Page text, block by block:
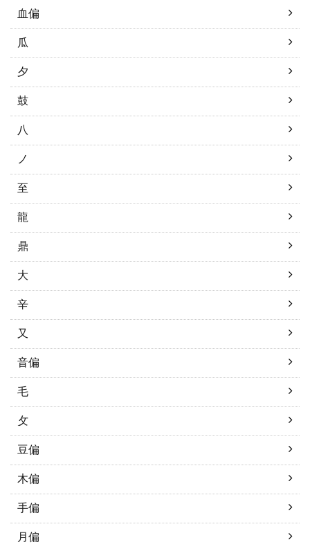
血偏
瓜
夕
鼓
八
ノ
至
龍
鼎
大
辛
又
音偏
毛
攵
豆偏
木偏
手偏
月偏